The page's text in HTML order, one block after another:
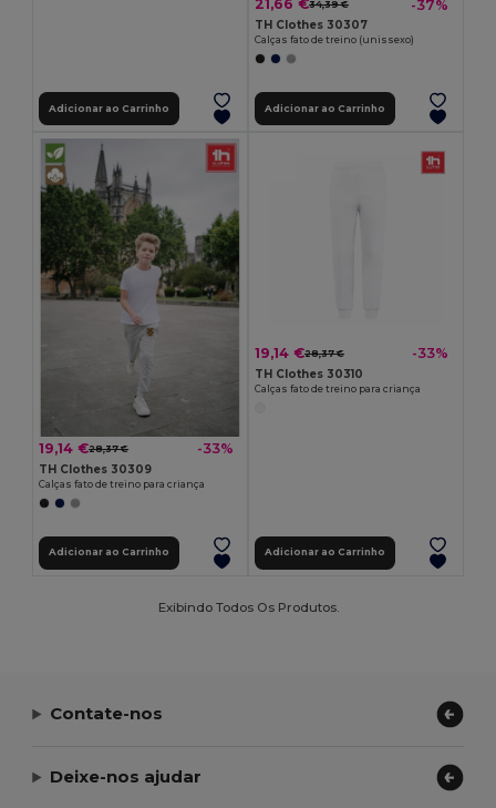
Adicionar ao Carrinho
21,66 €34,39 € -37%
TH Clothes 30307
Calças fato de treino (unissexo)
Adicionar ao Carrinho
19,14 €28,37 € -33%
TH Clothes 30309
Calças fato de treino para criança
Adicionar ao Carrinho
19,14 €28,37 € -33%
TH Clothes 30310
Calças fato de treino para criança
Adicionar ao Carrinho
Exibindo Todos Os Produtos.
Contate-nos
Deixe-nos ajudar